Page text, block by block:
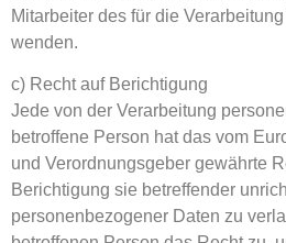
Mitarbeiter des für die
wenden.
c) Recht auf Berichtigung
Jede von der Verarbeitung
betroffene Person hat das vom
und Verordnungsgeber gewährte
Berichtigung sie betreffender
personenbezogener Daten zu